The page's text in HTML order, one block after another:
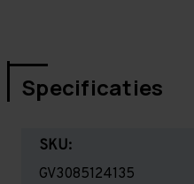
Specificaties
SKU:
GV3085124135